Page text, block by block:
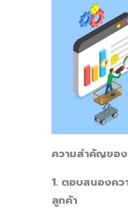
ความสำคัญขอ
1. ตอบสนองค
ลูกค้า